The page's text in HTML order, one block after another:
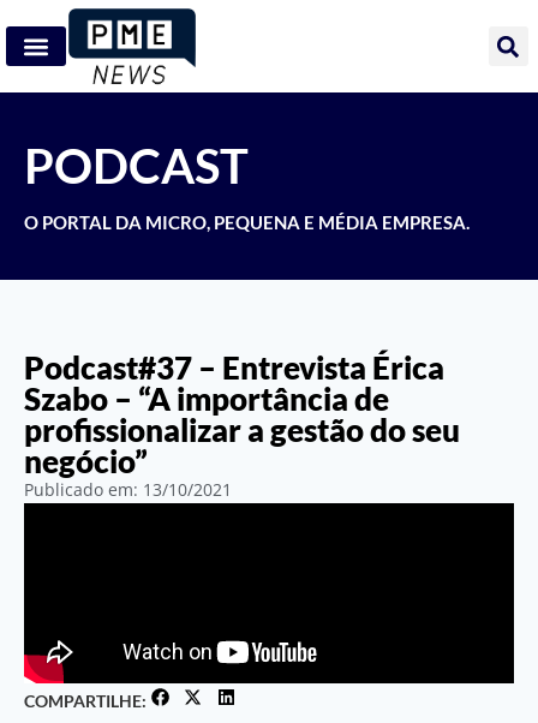
PODCAST
O PORTAL DA MICRO, PEQUENA E MÉDIA EMPRESA.
Podcast#37 – Entrevista Érica
Szabo – “A importância de
profissionalizar a gestão do seu
negócio”
Publicado em: 13/10/2021
COMPARTILHE: